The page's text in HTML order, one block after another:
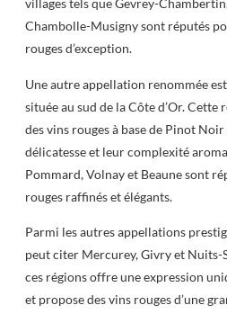
villages tels que Gevrey-
Chambolle-Musigny sont réputés
rouges d’exception.
Une autre appellation renommée
située au sud de la Côte d’Or.
des vins rouges à base de Pinot
délicatesse et leur complexité
Pommard, Volnay et Beaune sont
rouges raffinés et élégants.
Parmi les autres appellations
peut citer Mercurey, Givry et Nuits-
ces régions offre une expression
et propose des vins rouges d’une